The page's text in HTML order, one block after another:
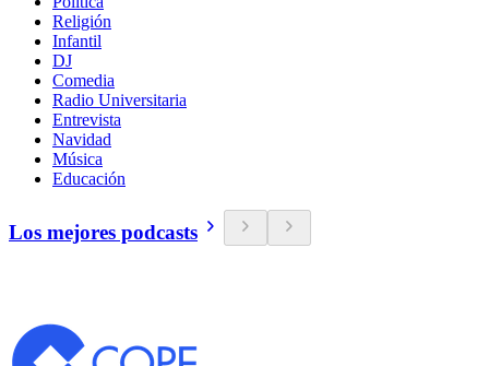
Religión
Infantil
DJ
Comedia
Radio Universitaria
Entrevista
Navidad
Música
Educación
Los mejores podcasts